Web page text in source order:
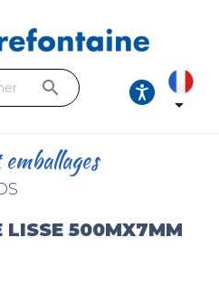
search

LISSE 500MX7MM